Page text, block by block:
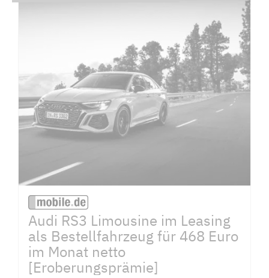
Audi RS3 Limousine im Leasing
als Bestellfahrzeug für 468 Euro
im Monat netto
[Eroberungsprämie]